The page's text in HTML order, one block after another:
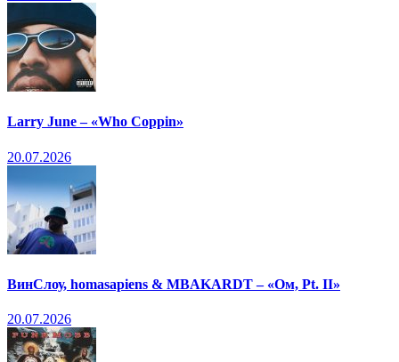
Larry June – «Who Coppin»
20.07.2026
ВинСлоу, homasapiens & MBAKARDT – «Ом, Pt. II»
20.07.2026